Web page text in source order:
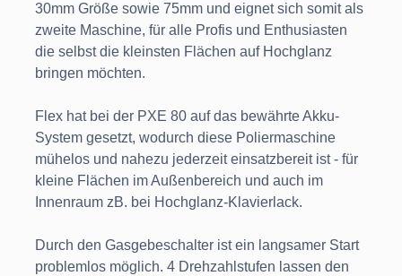
30mm Größe sowie 75mm und eignet sich somit als
zweite Maschine, für alle Profis und Enthusiasten
die selbst die kleinsten Flächen auf Hochglanz
bringen möchten.
Flex hat bei der PXE 80 auf das bewährte Akku-
System gesetzt, wodurch diese Poliermaschine
mühelos und nahezu jederzeit einsatzbereit ist - für
kleine Flächen im Außenbereich und auch im
Innenraum zB. bei Hochglanz-Klavierlack.
Durch den Gasgebeschalter ist ein langsamer Start
problemlos möglich. 4 Drehzahlstufen lassen den